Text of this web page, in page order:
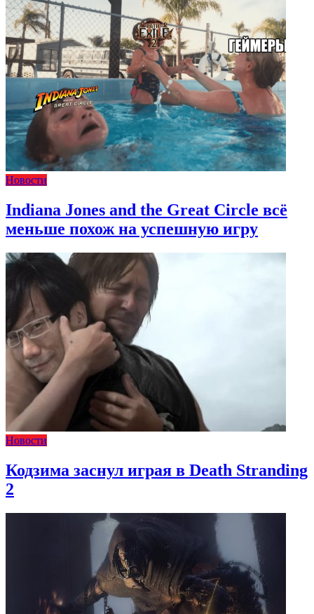
Новости
Indiana Jones and the Great Circle всё
меньше похож на успешную игру
Новости
Кодзима заснул играя в Death Stranding
2